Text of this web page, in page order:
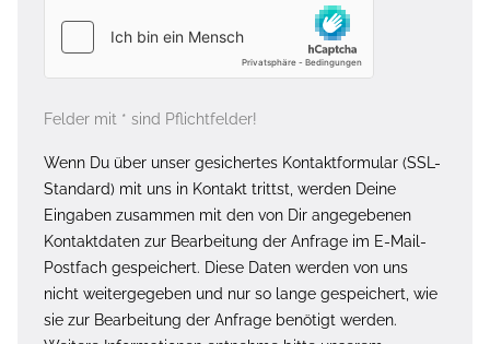
Felder mit * sind Pflichtfelder!
Wenn Du über unser gesichertes Kontaktformular (SSL-
Standard) mit uns in Kontakt trittst, werden Deine
Eingaben zusammen mit den von Dir angegebenen
Kontaktdaten zur Bearbeitung der Anfrage im E-Mail-
Postfach gespeichert. Diese Daten werden von uns
nicht weitergegeben und nur so lange gespeichert, wie
sie zur Bearbeitung der Anfrage benötigt werden.